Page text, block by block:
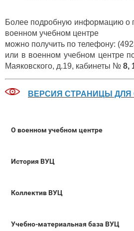
О военном учебном центре
История ВУЦ
Коллектив ВУЦ
Учебно-материальная база ВУЦ
Более подробную информацию о
военном учебном центре
можно получить по телефону:
или в военном учебном центре
Маяковского, д.19, кабинеты № 8,
ВЕРСИЯ СТРАНИЦЫ